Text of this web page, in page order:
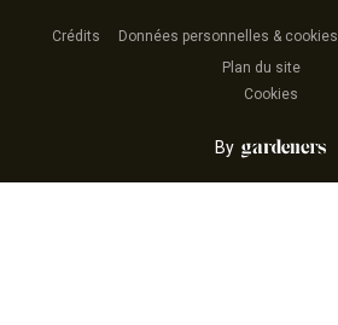
Crédits Données personnelles & cookies
Plan du site
Cookies
By